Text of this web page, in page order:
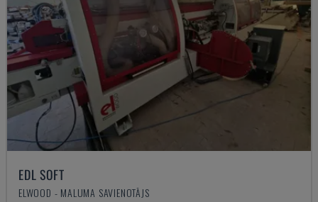
EDL SOFT
ELWOOD - MALUMA SAVIENOTĀJS